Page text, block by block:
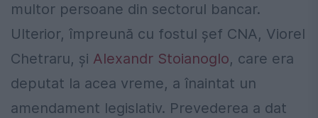
multor persoane din sectorul bancar.
Ulterior, împreună cu fostul șef CNA, Viorel
Chetraru, și Alexandr Stoianoglo, care era
deputat la acea vreme, a înaintat un
amendament legislativ. Prevederea a dat